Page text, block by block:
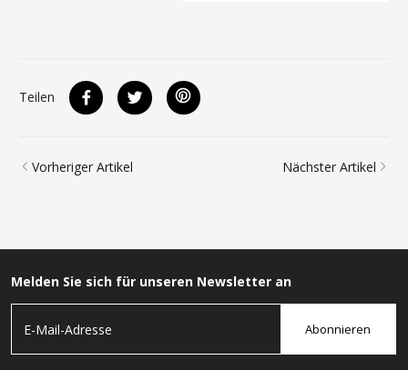
Teilen
Vorheriger Artikel Nächster Artikel
Melden Sie sich für unseren Newsletter an
Abonnieren